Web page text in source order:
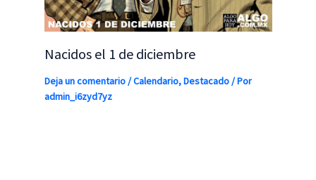
Nacidos el 1 de diciembre
Deja un comentario/Calendario,Destacado/ Por
admin_i6zyd7yz